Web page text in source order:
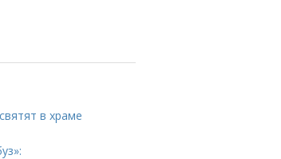
в храме